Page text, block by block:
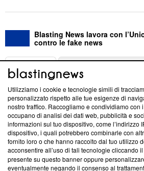
Blasting News lavora con
contro le fake news
ABOUT
Questa sezione offre informazioni
News, sui nostri processi editoriali e su
creare news di qualità. Inoltre, afferma
‘Trust Project - News with Integrity’
ancora membro del programma, ma ha
parte; Trust Project non ha ancora
conformità agli standard.
Utilizziamo i cookie e tecnologie simili di
personalizzato rispetto alle tue esigenze di
nostro traffico. Raccogliamo e condividiamo con
occupano di analisi dei dati web, pubblicità e
informazioni sul tuo dispositivo, come l’indirizzo
dispositivo, i quali potrebbero combinarle con
fornito loro o che hanno raccolto dal tuo utilizzo
acconsentire all’uso di tali tecnologie cliccando
presente su questo banner oppure
eventualmente negando il consenso al